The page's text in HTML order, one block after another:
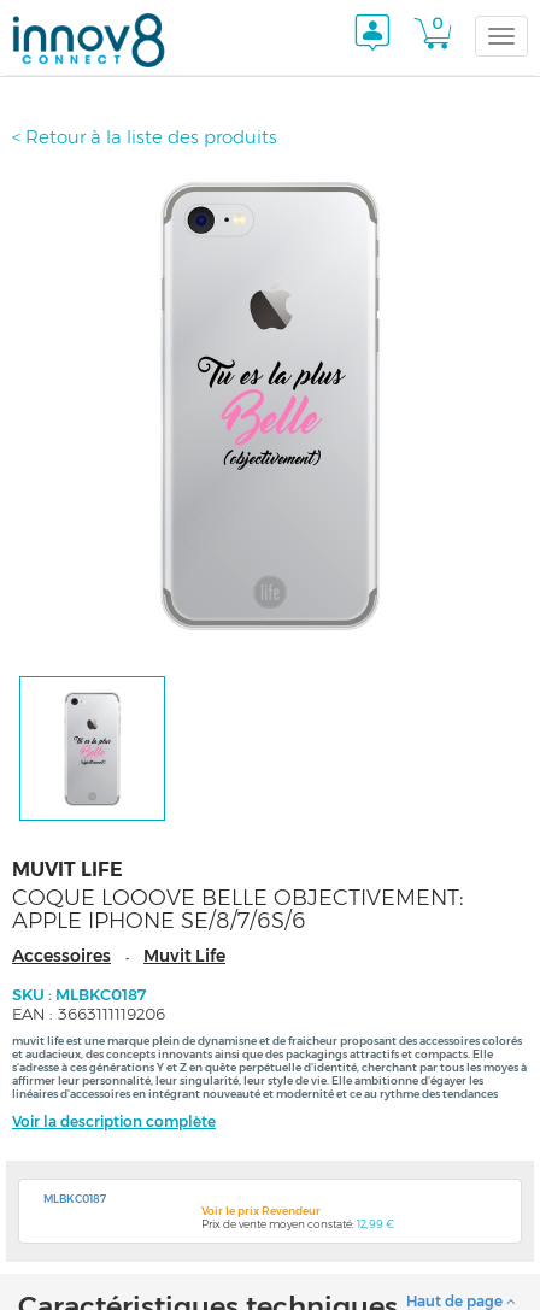
0
< Retour à la liste des produits
MUVIT LIFE
COQUE LOOOVE BELLE OBJECTIVEMENT:
APPLE IPHONE SE/8/7/6S/6
Accessoires - Muvit Life
SKU : MLBKC0187
EAN : 3663111119206
muvit life est une marque plein de dynamisne et de fraicheur proposant des accessoires colorés
et audacieux, des concepts innovants ainsi que des packagings attractifs et compacts. Elle
s'adresse à ces générations Y et Z en quête perpétuelle d'identité, cherchant par tous les moyes à
affirmer leur personnalité, leur singularité, leur style de vie. Elle ambitionne d'égayer les
linéaires d'accessoires en intégrant nouveauté et modernité et ce au rythme des tendances
Voir la description complète
MLBKC0187
Voir le prix Revendeur
Prix de vente moyen constaté:12,99 €
Haut de page